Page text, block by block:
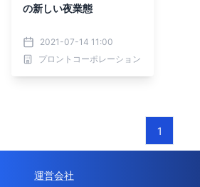
の新しい夜業態
2021-07-14 11:00
プロントコーポレーション
1
運営会社